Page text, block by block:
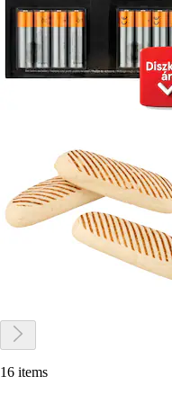
16 items